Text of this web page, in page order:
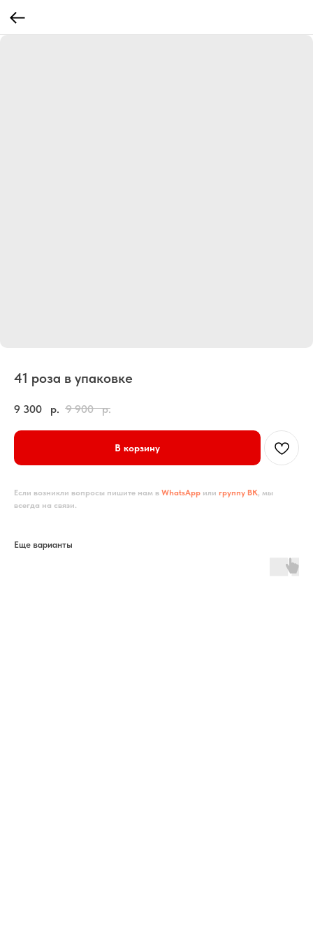
41 роза в упаковке
9 300 р. 9 900 р.
В корзину
Если возникли вопросы пишите нам в WhatsApp или группу ВК, мы
всегда на связи.
Еще варианты